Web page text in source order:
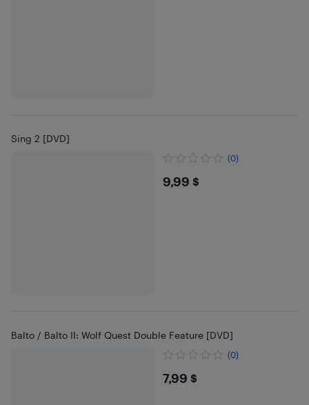
Sing 2 [DVD]
(0)
$9.99
9,99 $
Balto / Balto II: Wolf Quest Double Feature [DVD]
(0)
$7.99
7,99 $